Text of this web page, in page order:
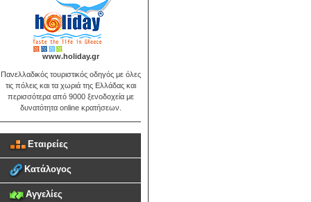
www.holiday.gr
Πανελλαδικός τουριστικός οδηγός με όλες
τις πόλεις και τα χωριά της Ελλάδας και
περισσότερα από 9000 ξενοδοχεία με
δυνατότητα online κρατήσεων.
Εταιρείες
Κατάλογος
Αγγελίες